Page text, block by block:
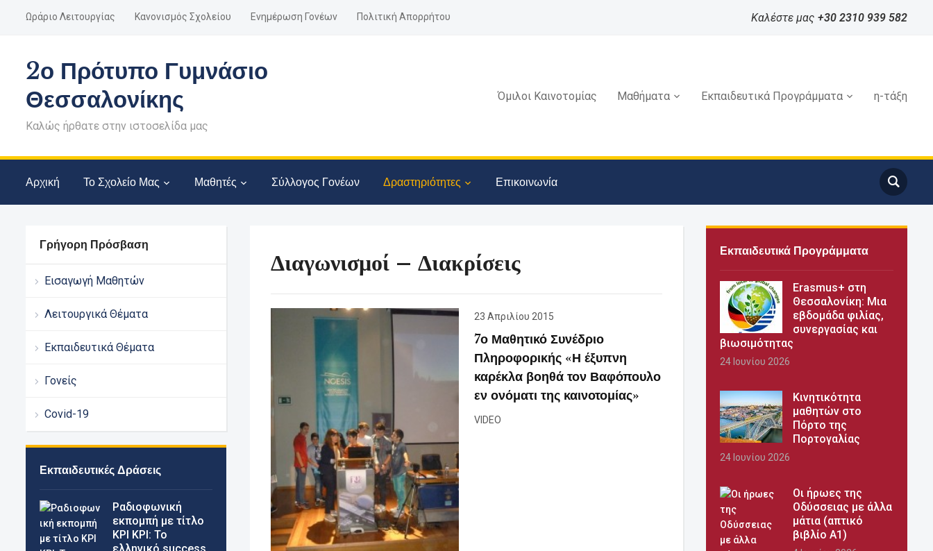
Ωράριο Λειτουργίας Κανονισμός Σχολείου Ενημέρωση Γονέων Πολιτική Απορρήτου Καλέστε μας +30 2310 939 582
2ο Πρότυπο Γυμνάσιο
Θεσσαλονίκης
Καλώς ήρθατε στην ιστοσελίδα μας
Όμιλοι Καινοτομίας Μαθήματα Εκπαιδευτικά Προγράμματα η-τάξη
Αρχική Το Σχολείο Μας Μαθητές Σύλλογος Γονέων Δραστηριότητες Επικοινωνία
Γρήγορη Πρόσβαση
Εισαγωγή Μαθητών
Λειτουργικά Θέματα
Εκπαιδευτικά Θέματα
Γονείς
Covid-19
Εκπαιδευτικές Δράσεις
Pαδιοφωνική
εκπομπή με τίτλο
ΚΡΙ ΚΡΙ: Το
Διαγωνισμοί – Διακρίσεις
23 Απριλίου 2015
7ο Μαθητικό Συνέδριο
Πληροφορικής «Η έξυπνη
καρέκλα βοηθά τον Βαφόπουλο
εν ονόματι της καινοτομίας»
VIDEO
Εκπαιδευτικά Προγράμματα
Erasmus+ στη
Θεσσαλονίκη: Μια
εβδομάδα φιλίας,
συνεργασίας και
βιωσιμότητας
24 Ιουνίου 2026
Κινητικότητα
μαθητών στο
Πόρτο της
Πορτογαλίας
24 Ιουνίου 2026
Οι ήρωες της
Οδύσσειας με άλλα
μάτια (απτικό
βιβλίο Α1)